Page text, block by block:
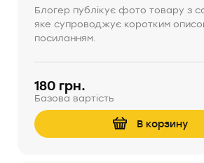
Блогер публікує фото товару з
яке супроводжує коротким
посиланням.
180 грн.
Базова вартість
В корзину